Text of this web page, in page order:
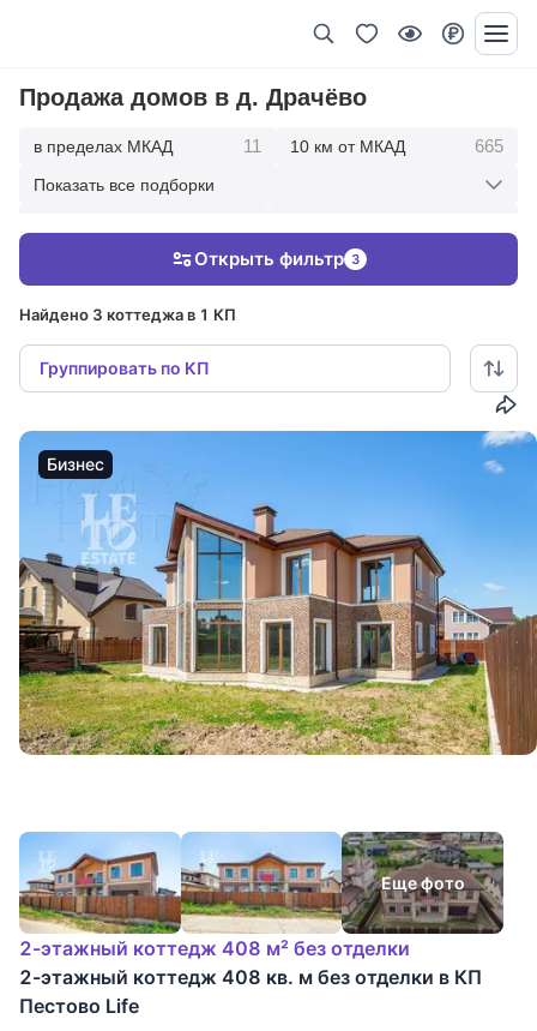
Продажа домов в д. Драчёво
в пределах МКАД 11 10 км от МКАД 665
Показать все подборки
Найдено 3 коттеджа в 1 КП
Группировать по КП
Открыть фильтр 3
Бизнес
Еще фото
2-этажный коттедж 408 м² без отделки
2-этажный коттедж 408 кв. м без отделки в КП
Пестово Life